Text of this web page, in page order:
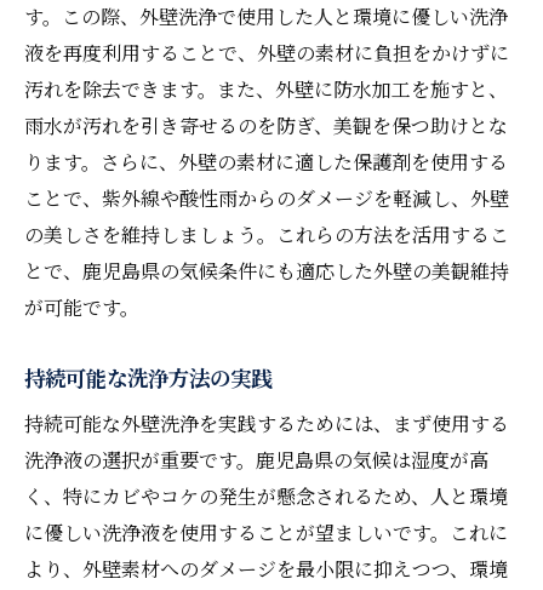
す。この際、外壁洗浄で使用した人と環境に優しい洗浄
液を再度利用することで、外壁の素材に負担をかけずに
汚れを除去できます。また、外壁に防水加工を施すと、
雨水が汚れを引き寄せるのを防ぎ、美観を保つ助けとな
ります。さらに、外壁の素材に適した保護剤を使用する
ことで、紫外線や酸性雨からのダメージを軽減し、外壁
の美しさを維持しましょう。これらの方法を活用するこ
とで、鹿児島県の気候条件にも適応した外壁の美観維持
が可能です。
持続可能な洗浄方法の実践
持続可能な外壁洗浄を実践するためには、まず使用する
洗浄液の選択が重要です。鹿児島県の気候は湿度が高
く、特にカビやコケの発生が懸念されるため、人と環境
に優しい洗浄液を使用することが望ましいです。これに
より、外壁素材へのダメージを最小限に抑えつつ、環境